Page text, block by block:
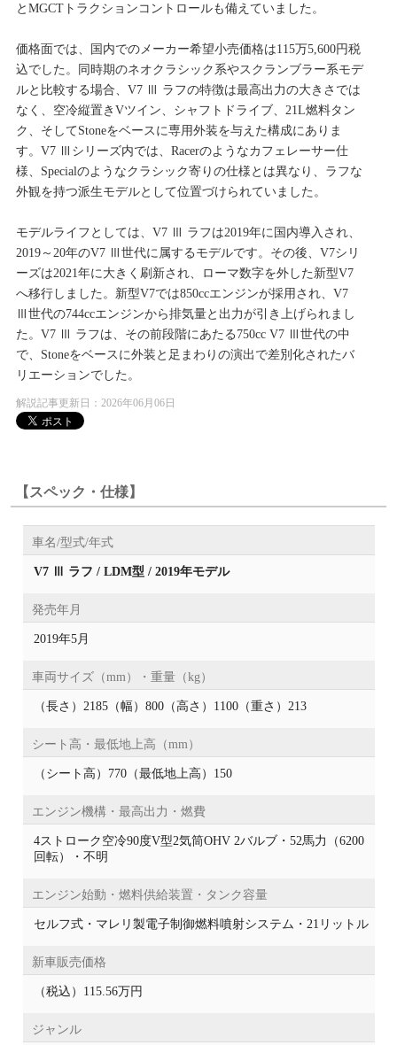
とMGCTトラクションコントロールも備えていました。
価格面では、国内でのメーカー希望小売価格は115万5,600円税
込でした。同時期のネオクラシック系やスクランブラー系モデ
ルと比較する場合、V7 Ⅲ ラフの特徴は最高出力の大きさでは
なく、空冷縦置きVツイン、シャフトドライブ、21L燃料タン
ク、そしてStoneをベースに専用外装を与えた構成にありま
す。V7 Ⅲシリーズ内では、Racerのようなカフェレーサー仕
様、Specialのようなクラシック寄りの仕様とは異なり、ラフな
外観を持つ派生モデルとして位置づけられていました。
モデルライフとしては、V7 Ⅲ ラフは2019年に国内導入され、
2019～20年のV7 Ⅲ世代に属するモデルです。その後、V7シリ
ーズは2021年に大きく刷新され、ローマ数字を外した新型V7
へ移行しました。新型V7では850ccエンジンが採用され、V7
Ⅲ世代の744ccエンジンから排気量と出力が引き上げられまし
た。V7 Ⅲ ラフは、その前段階にあたる750cc V7 Ⅲ世代の中
で、Stoneをベースに外装と足まわりの演出で差別化されたバ
リエーションでした。
解説記事更新日：2026年06月06日
【スペック・仕様】
車名/型式/年式
V7 Ⅲ ラフ / LDM型 / 2019年モデル
発売年月
2019年5月
車両サイズ（mm）・重量（kg）
（長さ）2185（幅）800（高さ）1100（重さ）213
シート高・最低地上高（mm）
（シート高）770（最低地上高）150
エンジン機構・最高出力・燃費
4ストローク空冷90度V型2気筒OHV 2バルブ・52馬力（6200
回転）・不明
エンジン始動・燃料供給装置・タンク容量
セルフ式・マレリ製電子制御燃料噴射システム・21リットル
新車販売価格
（税込）115.56万円
ジャンル